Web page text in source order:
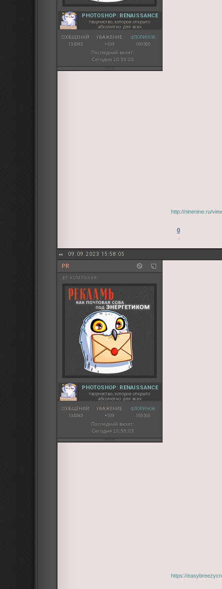
PHOTOSHOP: RENAISSANCE
творчество, которое открыто
абсолютно для всех
СООБЩЕНИЙ:
134383
УВАЖЕНИЕ:
+109
ФЛОРИНОВ:
100500
Последний визит:
Сегодня 10:56:03
http://ninenine.ru/
0
09.09.2023 15:58:05
PR
pr компания
PHOTOSHOP: RENAISSANCE
творчество, которое открыто
абсолютно для всех
СООБЩЕНИЙ:
134383
УВАЖЕНИЕ:
+109
ФЛОРИНОВ:
100500
Последний визит:
Сегодня 10:56:03
https://